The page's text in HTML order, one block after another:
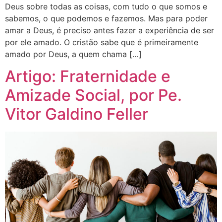
Deus sobre todas as coisas, com tudo o que somos e
sabemos, o que podemos e fazemos. Mas para poder
amar a Deus, é preciso antes fazer a experiência de ser
por ele amado. O cristão sabe que é primeiramente
amado por Deus, a quem chama […]
Artigo: Fraternidade e
Amizade Social, por Pe.
Vitor Galdino Feller